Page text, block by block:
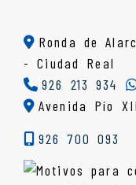
Ronda de
-Ciudad Real
926 213 934
Avenida Pío
926 700 093